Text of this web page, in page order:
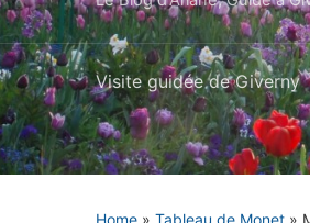
Visite guidée de Giverny
Home » Tableau de Monet »